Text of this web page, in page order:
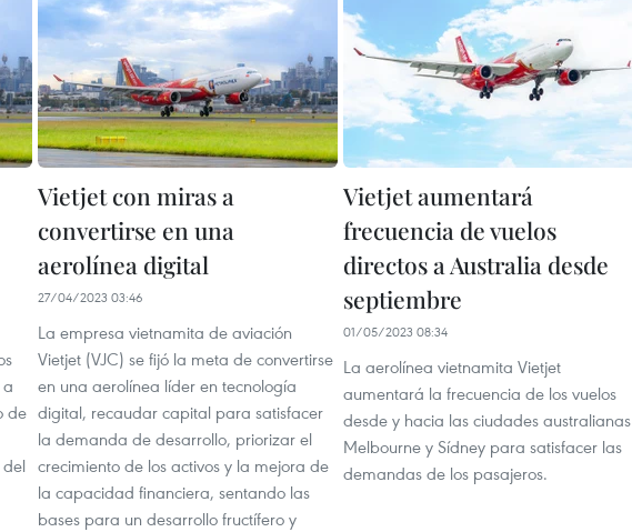
de
Vietjet con miras a
convertirse en una
aerolínea digital
27/04/2023 03:46
La empresa vietnamita de aviación
Vietjet (VJC) se fijó la meta de convertirse
en una aerolínea líder en tecnología
digital, recaudar capital para satisfacer
la demanda de desarrollo, priorizar el
crecimiento de los activos y la mejora de
la capacidad financiera, sentando las
bases para un desarrollo fructífero y
Vietjet aumentará
frecuencia de vuelos
directos a Australia desde
septiembre
01/05/2023 08:34
La aerolínea vietnamita Vietjet
aumentará la frecuencia de los vuelos
desde y hacia las ciudades australianas
Melbourne y Sídney para satisfacer las
demandas de los pasajeros.